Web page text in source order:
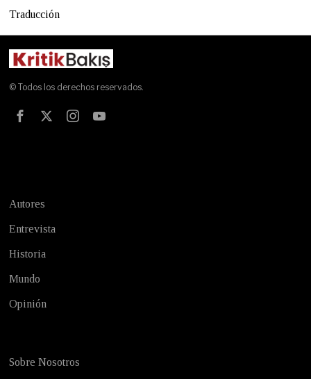
Traducción
© Todos los derechos reservados.
Autores
Entrevista
Historia
Mundo
Opinión
Sobre Nosotros